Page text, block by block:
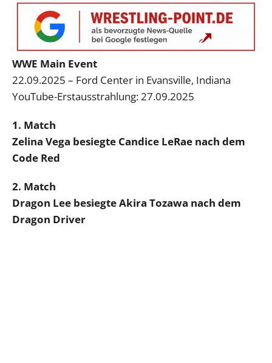
WWE Main Event
22.09.2025 – Ford Center in Evansville, Indiana
YouTube-Erstausstrahlung: 27.09.2025
1. Match
Zelina Vega besiegte Candice LeRae nach dem
Code Red
2. Match
Dragon Lee besiegte Akira Tozawa nach dem
Dragon Driver